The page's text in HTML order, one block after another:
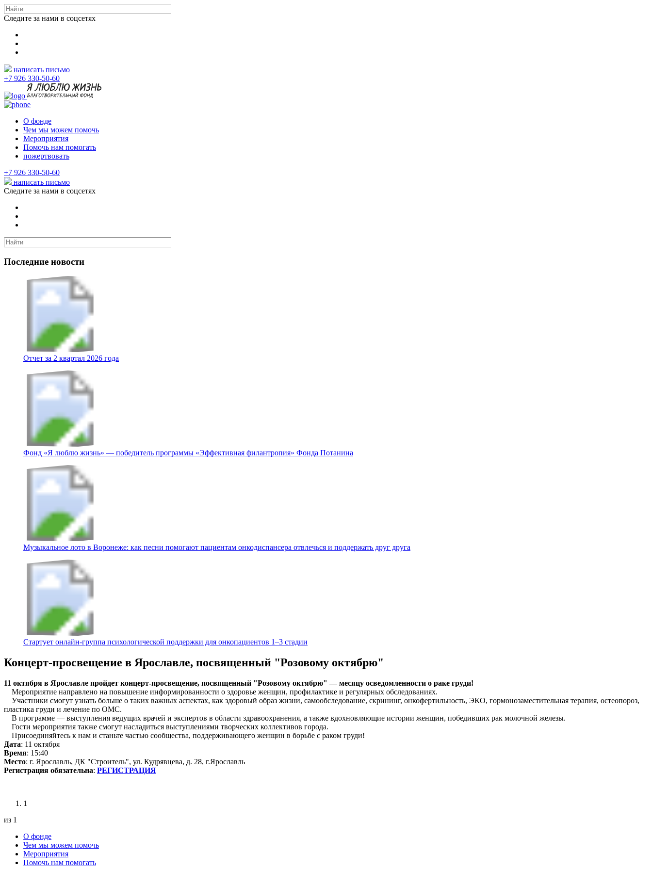
Следите за нами в соцсетях
написать письмо
+7 926 330-50-60
О фонде
Чем мы можем помочь
Мероприятия
Помочь нам помогать
пожертвовать
+7 926 330-50-60
написать письмо
Следите за нами в соцсетях
Последние новости
Отчет за 2 квартал 2026 года
Фонд «Я люблю жизнь» — победитель программы «Эффективная филантропия» Фонда Потанина
Музыкальное лото в Воронеже: как песни помогают пациентам онкодиспансера отвлечься и поддержать друг друга
Стартует онлайн‑группа психологической поддержки для онкопациентов 1–3 стадии
Концерт-просвещение в Ярославле, посвященный "Розовому октябрю"
11 октября в Ярославле пройдет концерт-просвещение, посвященный "Розовому октябрю" — месяцу осведомленности о раке груди!
Мероприятие направлено на повышение информированности о здоровье женщин, профилактике и регулярных обследованиях.
Участники смогут узнать больше о таких важных аспектах, как здоровый образ жизни, самообследование, скрининг, онкофертильность, ЭКО, гормонозаместительная терапия, остеопороз,
пластика груди и лечение по ОМС.
В программе — выступления ведущих врачей и экспертов в области здравоохранения, а также вдохновляющие истории женщин, победивших рак молочной железы.
Гости мероприятия также смогут насладиться выступлениями творческих коллективов города.
Присоединяйтесь к нам и станьте частью сообщества, поддерживающего женщин в борьбе с раком груди!
Дата: 11 октября
Время: 15:40
Место: г. Ярославль, ДК "Строитель", ул. Кудрявцева, д. 28, г.Ярославль
Регистрация обязательна: РЕГИСТРАЦИЯ
1
из 1
О фонде
Чем мы можем помочь
Мероприятия
Помочь нам помогать